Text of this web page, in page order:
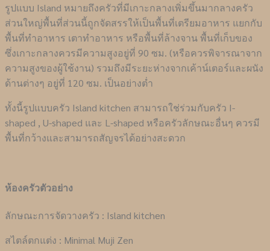
รูปแบบ Island หมายถึงครัวที่มีเกาะกลางเพิ่มขึ้นมากลางครัว
ส่วนใหญ่พื้นที่ส่วนนี้ถูกจัดสรรให้เป็นพื้นที่เตรียมอาหาร แยกกับ
พื้นที่ทำอาหาร เตาทำอาหาร หรือพื้นที่ล้างจาน พื้นที่เก็บของ
ซึ่งเกาะกลางควรมีความสูงอยู่ที่ 90 ซม. (หรือควรพิจารณาจาก
ความสูงของผู้ใช้งาน) รวมถึงมีระยะห่างจากเค้าน์เตอร์และผนัง
ด้านต่างๆ อยู่ที่ 120 ซม. เป็นอย่างต่ำ
ทั้งนี้รูปแบบครัว Island kitchen สามารถใช่ร่วมกับครัว I-
shaped , U-shaped และ L-shaped หรือครัวลักษณะอื่นๆ ควรมี
พื้นที่กว้างและสามารถสัญจรได้อย่างสะดวก
ห้องครัวตัวอย่าง
ลักษณะการจัดวางครัว : Island kitchen
สไตล์ตกแต่ง : Minimal Muji Zen